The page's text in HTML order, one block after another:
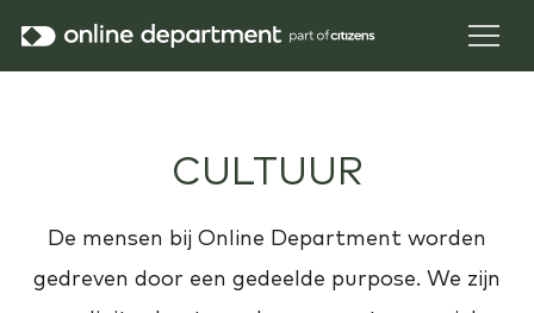
CULTUUR
De mensen bij Online Department worden
gedreven door een gedeelde purpose. We zijn